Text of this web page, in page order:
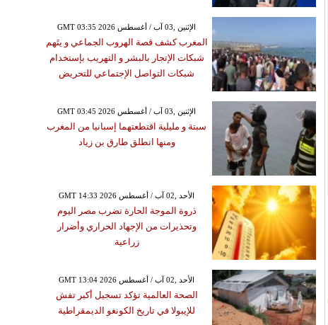
GMT 03:35 2026 الإثنين ,03 آب / أغسطس
المغرب كشف قصة الهروب الجماعي و يتَهم
شبكات الإتجار بالبشر و التهريب بإستخدام
شبكات التواصل الإجتماعي للتحريض
GMT 03:45 2026 الإثنين ,03 آب / أغسطس
سبتة و مليلية اقتطعتهما إسبانيا من المغرب
ومنها انطلق طارق بن زياد
GMT 14:33 2026 الأحد ,02 آب / أغسطس
ذروة الموجة الحارة تضرب مصر اليوم
وتحذيرات من الإجهاد الحراري وأضرار
زراعية
GMT 13:04 2026 الأحد ,02 آب / أغسطس
الصحة العالمية تؤكد تسجيل أكبر تفش
للإيبولا في تاريخ الكونغو الديمقراطية